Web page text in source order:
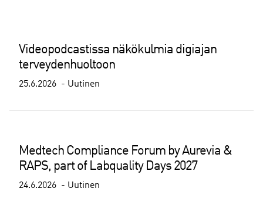
Videopodcastissa näkökulmia digiajan
terveydenhuoltoon
25.6.2026 Uutinen
Medtech Compliance Forum by Aurevia &
RAPS, part of Labquality Days 2027
24.6.2026 Uutinen